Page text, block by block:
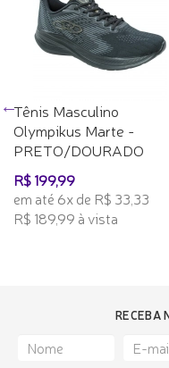
Tênis Masculino
Olympikus Marte -
PRETO/DOURADO
R$ 199,99
em até 6x de R$ 33,33
R$ 189,99 à vista
RECEBA